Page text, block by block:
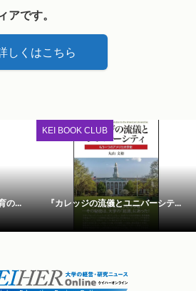
アです。
しくはこちら
の...
KEI BOOK CLUB
『カレッジの流儀とユニバーシテ...